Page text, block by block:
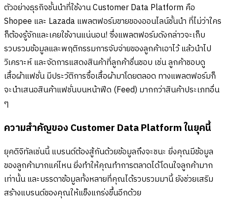
ตัวอย่างธุรกิจชั้นนำที่ใช้งาน Customer Data Platform คือ
Shopee และ Lazada แพลตฟอร์มขายของออนไลน์ชั้นนำ ที่ไม่ว่าใคร
ก็ต้องรู้จักและเคยใช้งานแน่นอน! ซึ่งแพลตฟอร์มดังกล่าวจะเก็บ
รวบรวมข้อมูลและพฤติกรรมการจับจ่ายของลูกค้าเอาไว้ แล้วนำไป
วิเคราะห์ และจัดการแสดงสินค้าที่ลูกค้าชื่นชอบ เช่น ลูกค้าชอบดู
เสื้อผ้าแฟชั่น มีประวัติการซื้อเสื้อผ้ามาโดยตลอด ทางแพลตฟอร์มก็
จะนำเสนอสินค้าแฟชั่นบนหน้าฟีด (Feed) มากกว่าสินค้าประเภทอื่น
ๆ
ความสำคัญของ Customer Data Platform ในยุคนี้
ยุคดิจิทัลเช่นนี้ แบรนด์ต้องสู้กันด้วยข้อมูลถึงจะชนะ ยิ่งคุณมีข้อมูล
ของลูกค้ามากแค่ไหน ยิ่งทำให้คุณทำการตลาดได้โดนใจลูกค้ามาก
เท่านั้น และบรรดาข้อมูลทั้งหลายที่คุณได้รวบรวมมานี้ ยังช่วยเสริม
สร้างแบรนด์ของคุณให้แข็งแกร่งขึ้นอีกด้วย